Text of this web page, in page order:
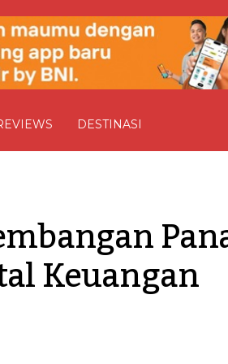
DESTINASI
Keuangan